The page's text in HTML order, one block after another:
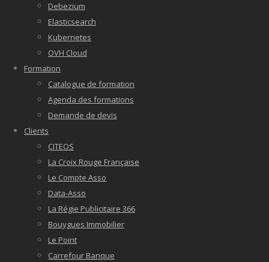
Debezium
Elasticsearch
Kubernetes
OVH Cloud
Formation
Catalogue de formation
Agenda des formations
Demande de devis
Clients
CITEOS
La Croix Rouge Française
Le Compte Asso
Data-Asso
La Régie Publicitaire 366
Bouygues Immobilier
Le Point
Carrefour Banque